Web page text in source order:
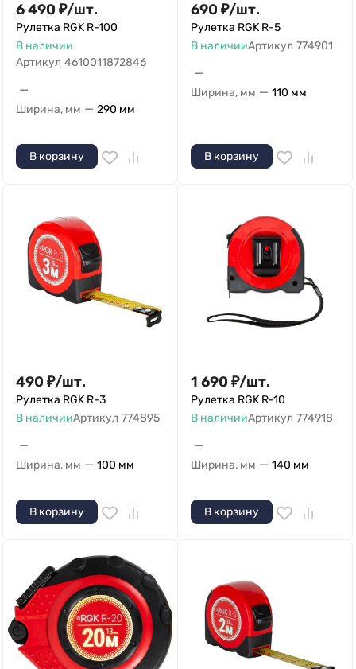
6 490 ₽/шт.
Рулетка RGK R-100
В наличии
Артикул 4610011872846
—
Ширина, мм — 290 мм
В корзину
690 ₽/шт.
Рулетка RGK R-5
В наличииАртикул 774901
—
Ширина, мм — 110 мм
В корзину
490 ₽/шт.
Рулетка RGK R-3
В наличииАртикул 774895
—
Ширина, мм — 100 мм
В корзину
1 690 ₽/шт.
Рулетка RGK R-10
В наличииАртикул 774918
—
Ширина, мм — 140 мм
В корзину